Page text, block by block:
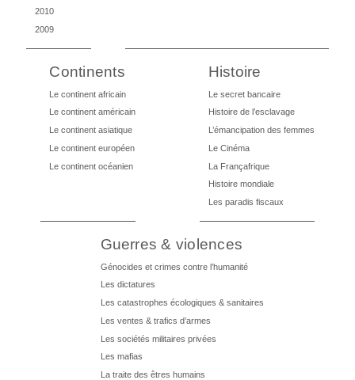
2010
2009
Continents
Le continent africain
Le continent américain
Le continent asiatique
Le continent européen
Le continent océanien
Histoire
Le secret bancaire
Histoire de l’esclavage
L’émancipation des femmes
Le Cinéma
La Françafrique
Histoire mondiale
Les paradis fiscaux
Guerres & violences
Génocides et crimes contre l’humanité
Les dictatures
Les catastrophes écologiques & sanitaires
Les ventes & trafics d’armes
Les sociétés militaires privées
Les mafias
La traite des êtres humains